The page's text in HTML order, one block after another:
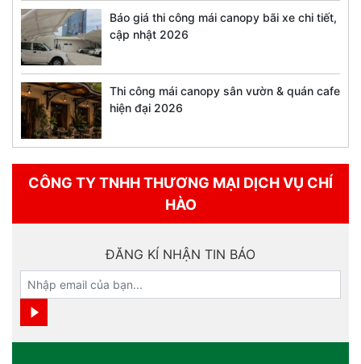
Báo giá thi công mái canopy bãi xe chi tiết,
cập nhật 2026
Thi công mái canopy sân vườn & quán cafe
hiện đại 2026
CÔNG TY TNHH THƯƠNG MẠI DỊCH VỤ CHÍ
HÀO
ĐĂNG KÍ NHẬN TIN BÁO